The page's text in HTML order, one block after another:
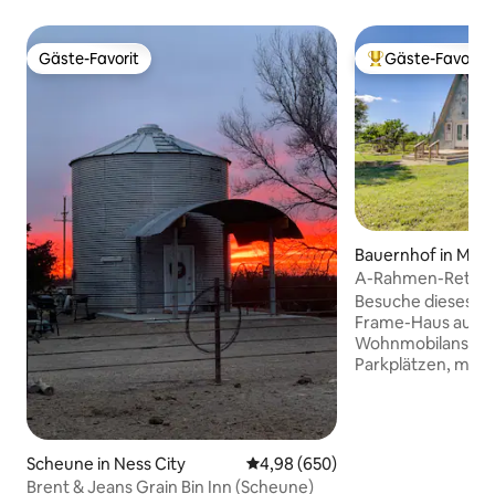
Gäste-Favorit
Gäste-Favorit
Scheune in Ness City Durchschnittliche Bewertung:
4,98 (650)
Brent & Jeans Grain Bin Inn (Scheune)
Beliebter Gäste-
Gäste-Favorit
Bauernhof in
A-Rahmen-
Besuche dieses
Frame-Haus auf
Parkplätzen, mit